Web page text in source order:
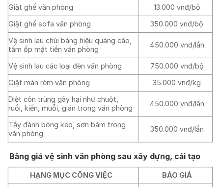
Giặt ghế văn phòng
13.000 vnđ/bộ
Giặt ghế sofa văn phòng
350.000 vnđ/bộ
Vệ sinh lau chùi bảng hiệu quảng cáo,
tấm ốp mặt tiền văn phòng
450.000 vnđ/lần
Vệ sinh lau các loại đèn văn phòng
750.000 vnđ/bộ
Giặt màn rèm văn phòng
35.000 vnđ/kg
Diệt côn trùng gây hại như chuột,
ruồi, kiến, muỗi, gián trong văn phòng
450.000 vnđ/lần
Tẩy đánh bóng keo, sơn bám trong
văn phòng
350.000 vnđ/lần
Bảng giá vệ sinh văn phòng sau xây dựng, cải tạo
HẠNG MỤC CÔNG VIỆC
BÁO GIÁ